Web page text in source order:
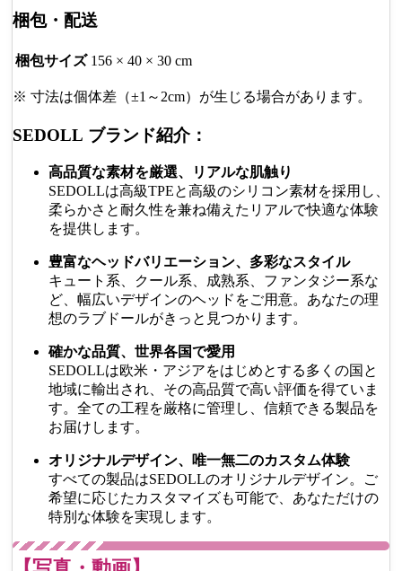
梱包・配送
梱包サイズ 156 × 40 × 30 cm
※ 寸法は個体差（±1～2cm）が生じる場合があります。
SEDOLL ブランド紹介：
高品質な素材を厳選、リアルな肌触り
SEDOLLは高級TPEと高級のシリコン素材を採用し、
柔らかさと耐久性を兼ね備えたリアルで快適な体験
を提供します。
豊富なヘッドバリエーション、多彩なスタイル
キュート系、クール系、成熟系、ファンタジー系な
ど、幅広いデザインのヘッドをご用意。あなたの理
想のラブドールがきっと見つかります。
確かな品質、世界各国で愛用
SEDOLLは欧米・アジアをはじめとする多くの国と
地域に輸出され、その高品質で高い評価を得ていま
す。全ての工程を厳格に管理し、信頼できる製品を
お届けします。
オリジナルデザイン、唯一無二のカスタム体験
すべての製品はSEDOLLのオリジナルデザイン。ご
希望に応じたカスタマイズも可能で、あなただけの
特別な体験を実現します。